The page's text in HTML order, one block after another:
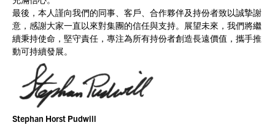
最後，本人謹向我們的同事、客戶、合作夥伴及持份者致以誠摯謝
意，感謝大家一直以來對集團的信任與支持。展望未來，我們將繼
續秉持使命，堅守責任，專注為所有持份者創造長遠價值，攜手推
動可持續發展。
Stephan Horst Pudwill